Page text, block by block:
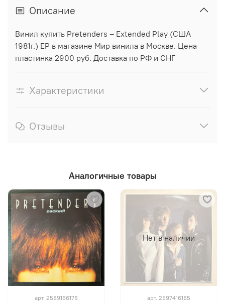
Описание
Винил купить Pretenders – Extended Play (США
1981г.) EP в магазине Мир винила в Москве. Цена
пластинка 2900 руб. Доставка по РФ и СНГ
Характеристики
Отзывы
Аналогичные товары
арт. 2589166176
Нет в наличии
арт. 2597416185